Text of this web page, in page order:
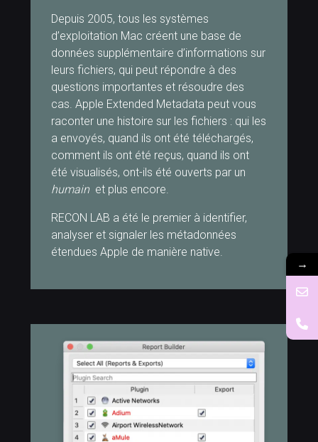
Depuis 2005, tous les systèmes
d’exploitation Mac créent une base de
données supplémentaire d’informations sur
leurs fichiers, qui peut répondre à des
questions importantes et résoudre des
cas. Apple Extended Metadata peut vous
raconter une histoire sur les fichiers : qui les
a envoyés, quand ils ont été téléchargés,
comment ils ont été reçus, quand ils ont
été visualisés, ont-ils été ouverts par un
humainet plus encore.
RECON LAB a été le premier à identifier,
analyser et signaler les métadonnées
étendues Apple de manière native.
→